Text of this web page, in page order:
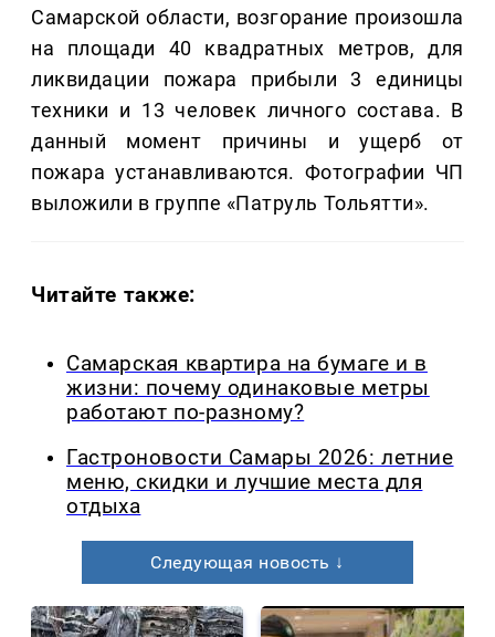
Самарской области, возгорание произошла
на площади 40 квадратных метров, для
ликвидации пожара прибыли 3 единицы
техники и 13 человек личного состава. В
данный момент причины и ущерб от
пожара устанавливаются. Фотографии ЧП
выложили в группе «Патруль Тольятти».
Читайте также:
Самарская квартира на бумаге и в
жизни: почему одинаковые метры
работают по-разному?
Гастроновости Самары 2026: летние
меню, скидки и лучшие места для
отдыха
Следующая новость ↓